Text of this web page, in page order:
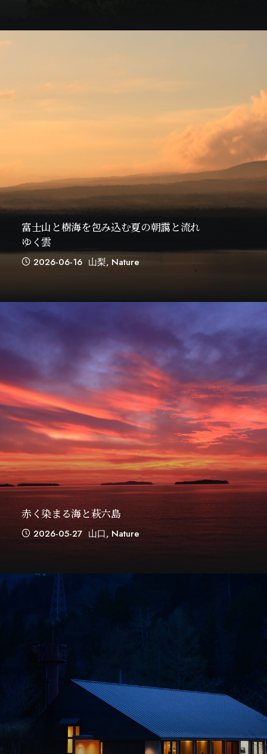
富士山と樹海を包み込む夏の朝靄と流れ
ゆく雲
2026-06-16 山梨, Nature
赤く染まる海と萩六島
2026-05-27 山口, Nature